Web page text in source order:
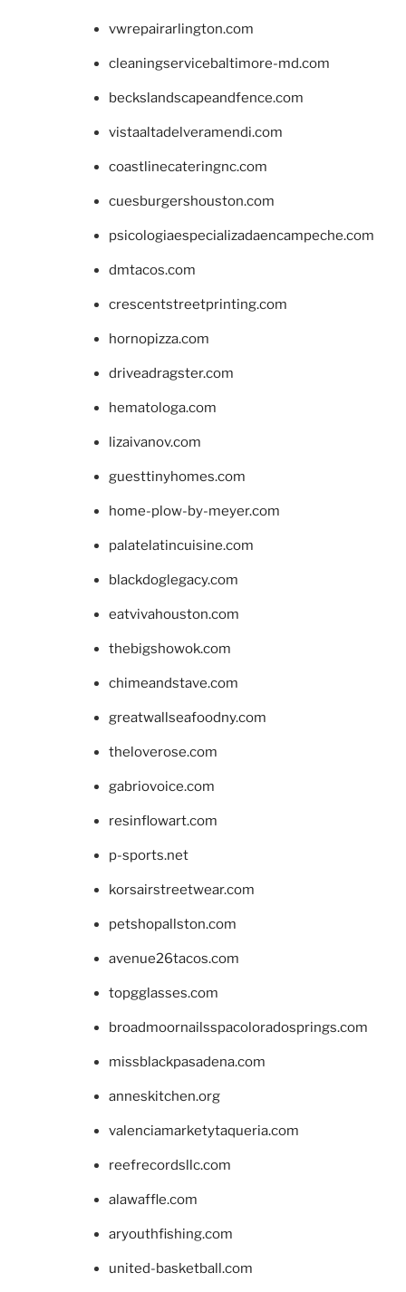
vwrepairarlington.com
cleaningservicebaltimore-md.com
beckslandscapeandfence.com
vistaaltadelveramendi.com
coastlinecateringnc.com
cuesburgershouston.com
psicologiaespecializadaencampeche.com
dmtacos.com
crescentstreetprinting.com
hornopizza.com
driveadragster.com
hematologa.com
lizaivanov.com
guesttinyhomes.com
home-plow-by-meyer.com
palatelatincuisine.com
blackdoglegacy.com
eatvivahouston.com
thebigshowok.com
chimeandstave.com
greatwallseafoodny.com
theloverose.com
gabriovoice.com
resinflowart.com
p-sports.net
korsairstreetwear.com
petshopallston.com
avenue26tacos.com
topgglasses.com
broadmoornailsspacoloradosprings.com
missblackpasadena.com
anneskitchen.org
valenciamarketytaqueria.com
reefrecordsllc.com
alawaffle.com
aryouthfishing.com
united-basketball.com